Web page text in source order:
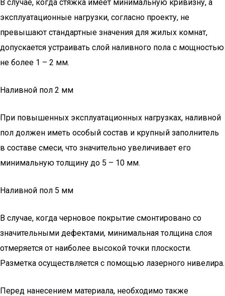
В случае, когда стяжка имеет минимальную кривизну, а
эксплуатационные нагрузки, согласно проекту, не
превышают стандартные значения для жилых комнат,
допускается устраивать слой наливного пола с мощностью
не более 1 – 2 мм.
Наливной пол 2 мм
При повышенных эксплуатационных нагрузках, наливной
пол должен иметь особый состав и крупный заполнитель
в составе смеси, что значительно увеличивает его
минимальную толщину до 5 – 10 мм.
Наливной пол 5 мм
В случае, когда черновое покрытие смонтировано со
значительными дефектами, минимальная толщина слоя
отмеряется от наиболее высокой точки плоскости.
Разметка осуществляется с помощью лазерного нивелира.
Перед нанесением материала, необходимо также